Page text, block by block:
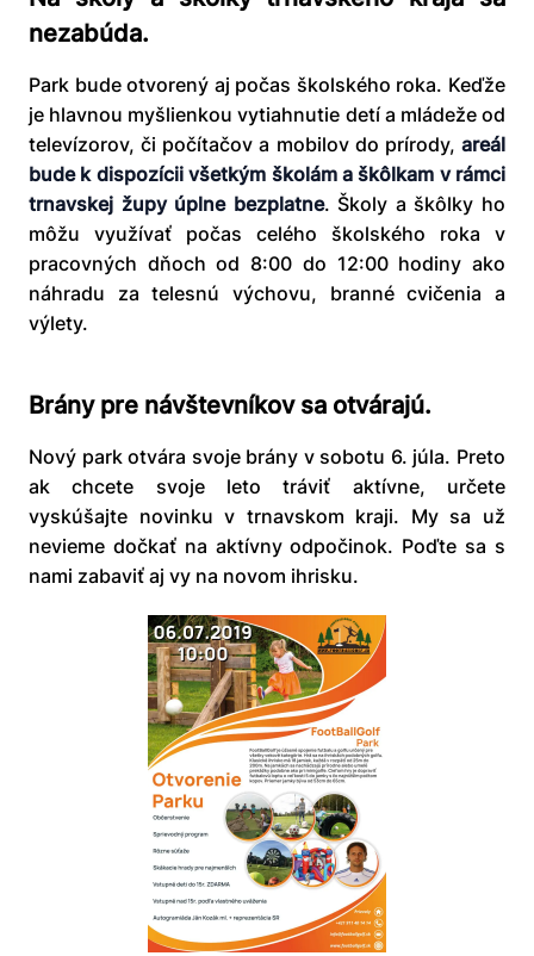
nezabúda.
Park bude otvorený aj počas školského roka. Keďže
je hlavnou myšlienkou vytiahnutie detí a mládeže od
televízorov, či počítačov a mobilov do prírody, areál
bude k dispozícii všetkým školám a škôlkam v rámci
trnavskej župy úplne bezplatne. Školy a škôlky ho
môžu využívať počas celého školského roka v
pracovných dňoch od 8:00 do 12:00 hodiny ako
náhradu za telesnú výchovu, branné cvičenia a
výlety.
Brány pre návštevníkov sa otvárajú.
Nový park otvára svoje brány v sobotu 6. júla. Preto
ak chcete svoje leto tráviť aktívne, určete
vyskúšajte novinku v trnavskom kraji. My sa už
nevieme dočkať na aktívny odpočinok. Poďte sa s
nami zabaviť aj vy na novom ihrisku.